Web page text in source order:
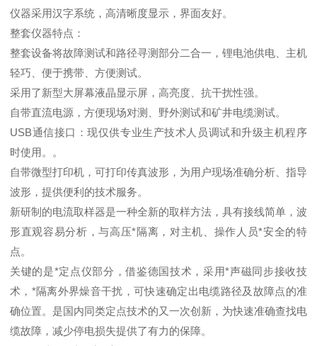
仪器采用汉字系统，高清晰度显示，界面友好。
整套仪器特点：
整套设备将故障测试和路径寻测部分二合一，锂电池供电、主机
轻巧、便于携带、方便测试。
采用了新型大屏幕液晶显示屏，高亮度、抗干扰性强。
自带直流电源，方便现场对测、野外测试和矿井电缆测试。
USB通信接口：现仅供专业生产技术人员调试和升级主机程序
时使用。。
自带微型打印机，可打印传真波形，为用户现场准确分析、指导
波形，提供便利的技术服务。
新研制的电流取样器是一种全新的取样方法，具有接线简单，波
形直观容易分析，与高压*隔离，对主机、操作人员*安全的特
点。
关键的是*定点仪部分，借鉴德国技术，采用*声磁同步接收技
术，*隔离外界燥音干扰，可快速确定出电缆路径及故障点的准
确位置。是国内同类定点技术的又一次创新，为快速准确查找电
缆故障，减少停电损失提供了有力的保障。